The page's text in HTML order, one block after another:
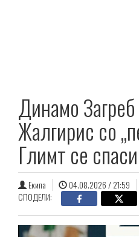
Динамо Загреб
Жалгирис со
Глимт се
Екипа
04.08.2026 / 21:59
СПОДЕЛИ: